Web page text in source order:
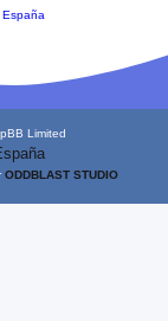
Limited
ODDBLAST STUDIO